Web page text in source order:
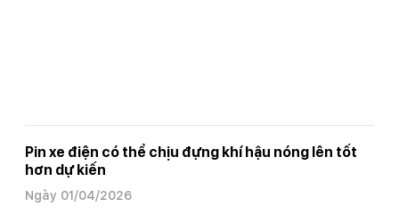
Pin xe điện có thể chịu đựng khí hậu nóng lên tốt
hơn dự kiến
Ngày 01/04/2026